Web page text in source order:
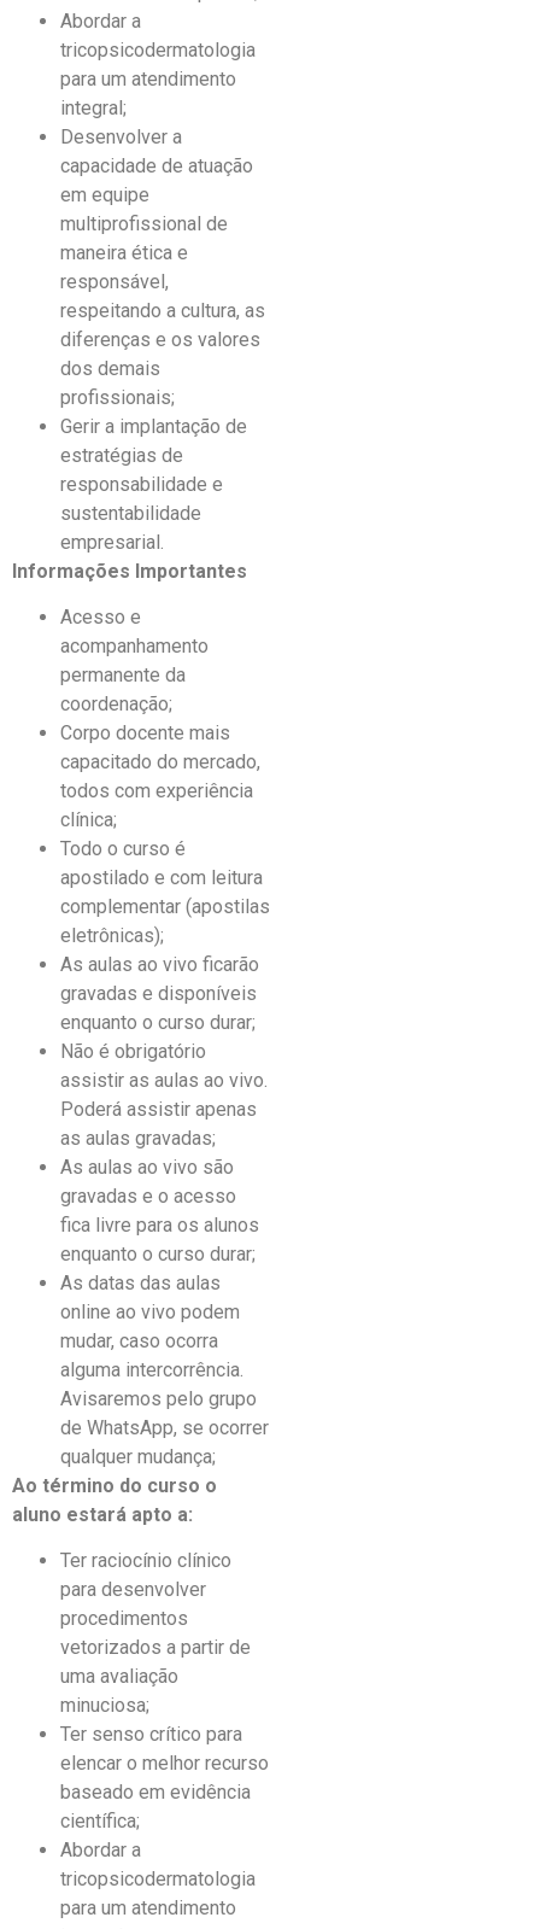
Abordar a
tricopsicodermatologia
para um atendimento
integral;
Desenvolver a
capacidade de atuação
em equipe
multiprofissional de
maneira ética e
responsável,
respeitando a cultura, as
diferenças e os valores
dos demais
profissionais;
Gerir a implantação de
estratégias de
responsabilidade e
sustentabilidade
empresarial.
Informações Importantes
Acesso e
acompanhamento
permanente da
coordenação;
Corpo docente mais
capacitado do mercado,
todos com experiência
clínica;
Todo o curso é
apostilado e com leitura
complementar (apostilas
eletrônicas);
As aulas ao vivo ficarão
gravadas e disponíveis
enquanto o curso durar;
Não é obrigatório
assistir as aulas ao vivo.
Poderá assistir apenas
as aulas gravadas;
As aulas ao vivo são
gravadas e o acesso
fica livre para os alunos
enquanto o curso durar;
As datas das aulas
online ao vivo podem
mudar, caso ocorra
alguma intercorrência.
Avisaremos pelo grupo
de WhatsApp, se ocorrer
qualquer mudança;
Ao término do curso o
aluno estará apto a:
Ter raciocínio clínico
para desenvolver
procedimentos
vetorizados a partir de
uma avaliação
minuciosa;
Ter senso crítico para
elencar o melhor recurso
baseado em evidência
científica;
Abordar a
tricopsicodermatologia
para um atendimento